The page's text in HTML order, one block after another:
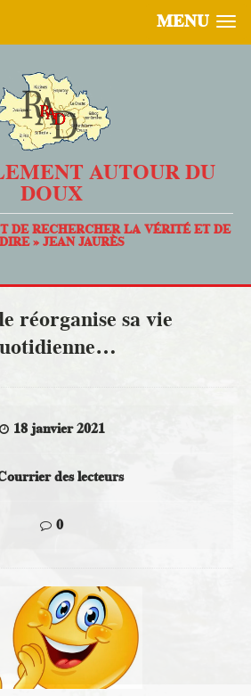
MENU
AUTOUR DU
DOUX
DE RECHERCHER LA VÉRITÉ ET DE
» JEAN JAURÈS
réorganise sa vie
18 janvier 2021
des lecteurs
0